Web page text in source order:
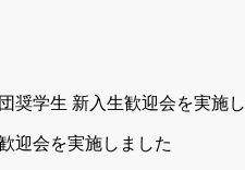
迎会を実施しました